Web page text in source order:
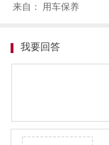
来自： 用车保养
我要回答